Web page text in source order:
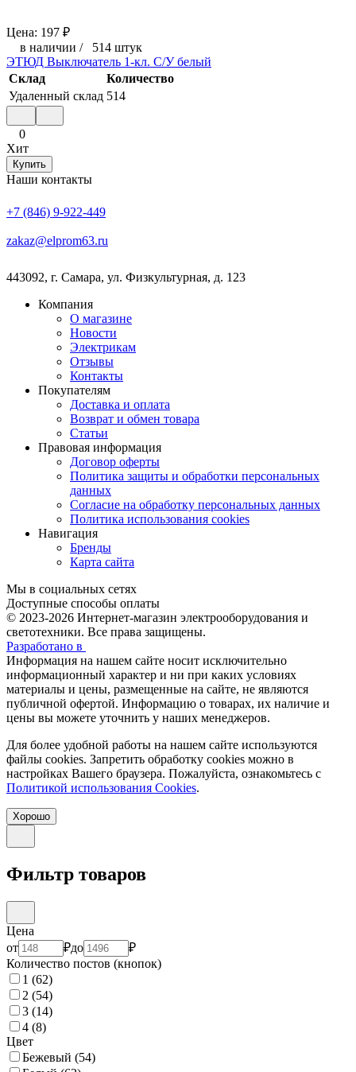
Цена: 197 ₽
в наличии / 514 штук
ЭТЮД Выключатель 1-кл. С/У белый
Склад
Количество
Удаленный склад 514
0
Хит
Купить
Наши контакты
+7 (846) 9-922-449
zakaz@elprom63.ru
443092, г. Самара, ул. Физкультурная, д. 123
Компания
О магазине
Новости
Электрикам
Отзывы
Контакты
Покупателям
Доставка и оплата
Возврат и обмен товара
Статьи
Правовая информация
Договор оферты
Политика защиты и обработки персональных
данных
Согласие на обработку персональных данных
Политика использования cookies
Навигация
Бренды
Карта сайта
Мы в социальных сетях
Доступные способы оплаты
© 2023-2026 Интернет-магазин электрооборудования и
светотехники. Все права защищены.
Разработано в
Информация на нашем сайте носит исключительно
информационный характер и ни при каких условиях
материалы и цены, размещенные на сайте, не являются
публичной офертой. Информацию о товарах, их наличие и
цены вы можете уточнить у наших менеджеров.
Для более удобной работы на нашем сайте используются
файлы сookies. Запретить обработку cookies можно в
настройках Вашего браузера. Пожалуйста, ознакомьтесь с
Политикой использования Cookies.
Хорошо
Фильтр товаров
Цена
от
₽до
₽
Количество постов (кнопок)
1 (62)
2 (54)
3 (14)
4 (8)
Цвет
Бежевый (54)